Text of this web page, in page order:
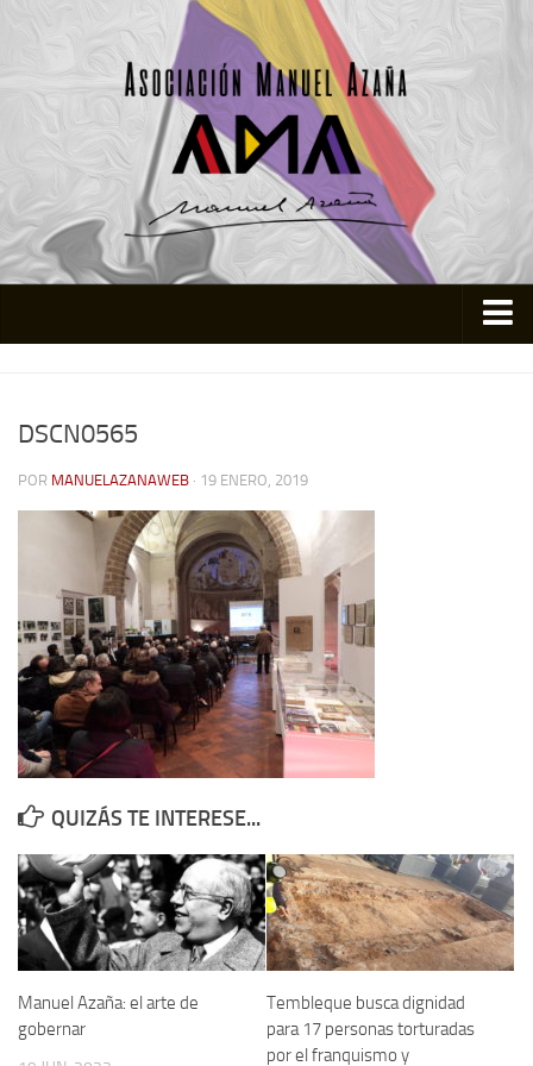
Actividades
Colabora
Contacto
Memoria Histórica
Investigación previa de la represión en Talavera de la Reina (1937-
1947).
Informe Represión en Toledo 1936-1947 | Buscador
Informe de la fosa de abril de 1939 de Tembleque
Personajes republicanos
Izquierda Republicana. Agrupaciones y Militantes (1934-1939)
Izquierda Republicana. Navarra
Izquierda Republicana. Galicia
Textos esenciales del republicanismo
DSCN0565
POR MANUELAZANAWEB · 19 ENERO, 2019
QUIZÁS TE INTERESE...
Manuel Azaña: el arte de
gobernar
Tembleque busca dignidad
para 17 personas torturadas
por el franquismo y